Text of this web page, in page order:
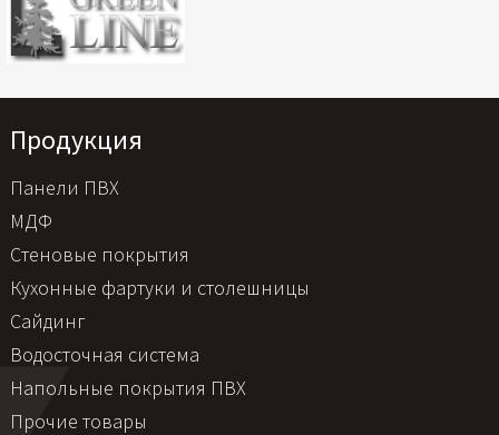
Продукция
Панели ПВХ
МДФ
Стеновые покрытия
Кухонные фартуки и столешницы
Сайдинг
Водосточная система
Напольные покрытия ПВХ
Прочие товары